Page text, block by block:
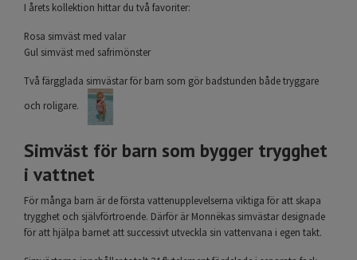
I årets kollektion hittar du två favoriter:
Rosa simväst med valar
Gul simväst med safrimönster
Två färgglada simvästar för barn som gör badstunden både tryggare
och roligare.
Simväst för barn som bygger trygghet
i vattnet
För många barn är de första vattenupplevelserna viktiga för att skapa
trygghet och självförtroende. Därför är Monnëkas simvästar designade
för att hjälpa barnet att successivt utveckla sin vattenvana i egen takt.